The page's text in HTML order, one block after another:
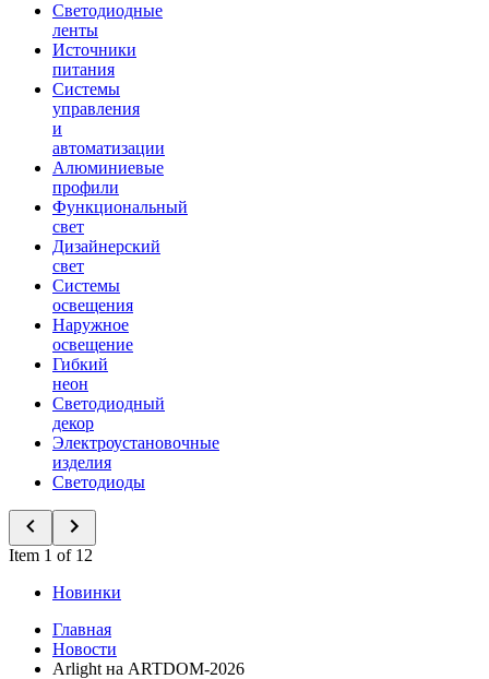
Светодиодные
ленты
Источники
питания
Системы
управления
и
автоматизации
Алюминиевые
профили
Функциональный
свет
Дизайнерский
свет
Системы
освещения
Наружное
освещение
Гибкий
неон
Светодиодный
декор
Электроустановочные
изделия
Светодиоды
Item 1 of 12
Новинки
Главная
Новости
Arlight на ARTDOM-2026